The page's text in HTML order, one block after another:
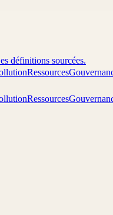
définitions sourcées.
Ressources
Ressources